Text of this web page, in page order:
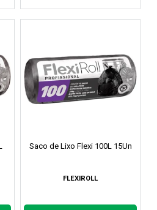
Saco de Lixo Flexi 100L 15Un
FLEXIROLL